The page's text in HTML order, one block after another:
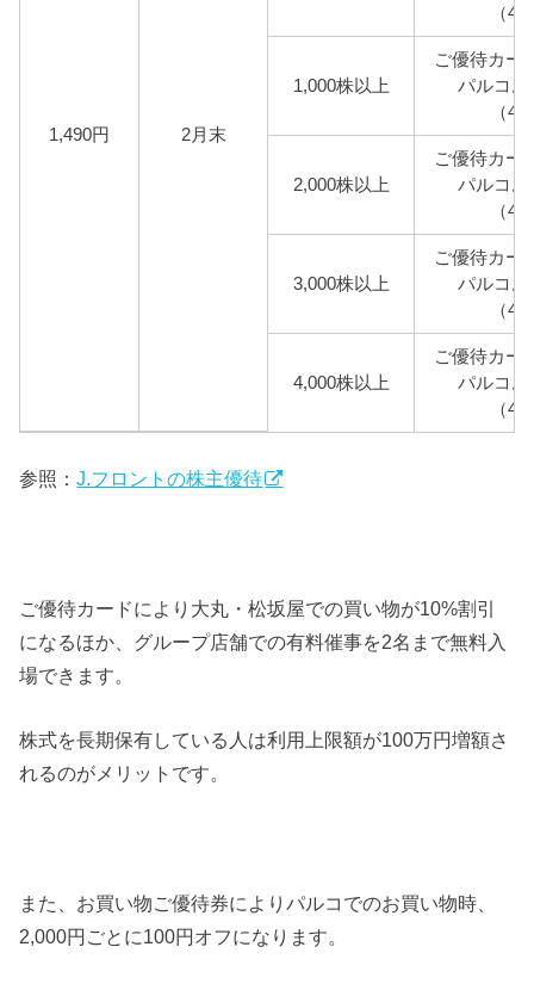
1,490円 2月末
（
1,000株以上
ご優待カー
パルコお
（
2,000株以上
ご優待カー
パルコお
（
3,000株以上
ご優待カー
パルコお
（
4,000株以上
ご優待カー
パルコお
（
参照：J.フロントの株主優待
ご優待カードにより大丸・松坂屋での買い物が10%割引
になるほか、グループ店舗での有料催事を2名まで無料入
場できます。
株式を長期保有している人は利用上限額が100万円増額さ
れるのがメリットです。
また、お買い物ご優待券によりパルコでのお買い物時、
2,000円ごとに100円オフになります。